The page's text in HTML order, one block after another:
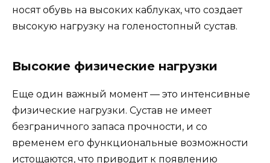
носят обувь на высоких каблуках, что создает
высокую нагрузку на голеностопный сустав.
Высокие физические нагрузки
Еще один важный момент — это интенсивные
физические нагрузки. Сустав не имеет
безграничного запаса прочности, и со
временем его функциональные возможности
истощаются, что приводит к появлению